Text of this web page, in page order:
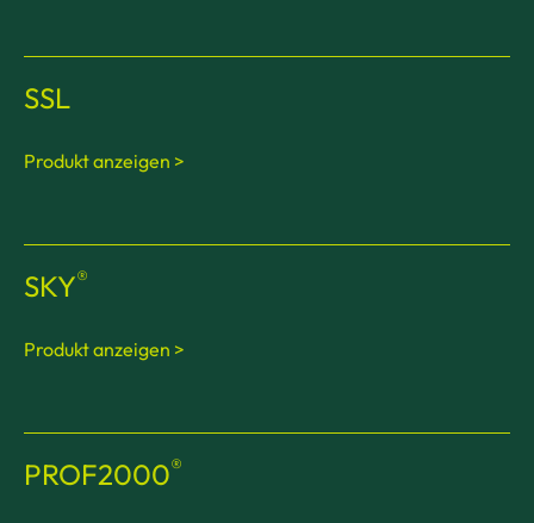
SSL
Produkt anzeigen >
SKY®
Produkt anzeigen >
PROF2000®